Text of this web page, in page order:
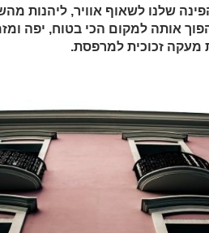
שלנו לשאוף אוויר, ליהנות
אותה למקום הכי בטוח, יפה
מעקה זכוכית למרפסת.